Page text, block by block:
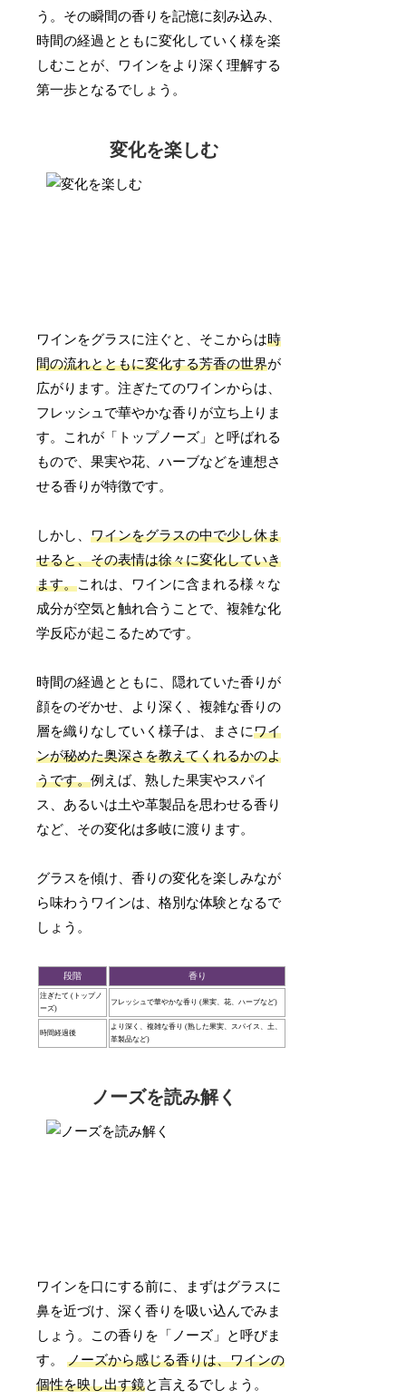
う。その瞬間の香りを記憶に刻み込み、
時間の経過とともに変化していく様を楽
しむことが、ワインをより深く理解する
第一歩となるでしょう。
変化を楽しむ
ワインをグラスに注ぐと、そこからは時
間の流れとともに変化する芳香の世界が
広がります。注ぎたてのワインからは、
フレッシュで華やかな香りが立ち上りま
す。これが「トップノーズ」と呼ばれる
もので、果実や花、ハーブなどを連想さ
せる香りが特徴です。
しかし、ワインをグラスの中で少し休ま
せると、その表情は徐々に変化していき
ます。これは、ワインに含まれる様々な
成分が空気と触れ合うことで、複雑な化
学反応が起こるためです。
時間の経過とともに、隠れていた香りが
顔をのぞかせ、より深く、複雑な香りの
層を織りなしていく様子は、まさにワイ
ンが秘めた奥深さを教えてくれるかのよ
うです。例えば、熟した果実やスパイ
ス、あるいは土や革製品を思わせる香り
など、その変化は多岐に渡ります。
グラスを傾け、香りの変化を楽しみなが
ら味わうワインは、格別な体験となるで
しょう。
段階 香り
注ぎたて (トップノ
ーズ)
フレッシュで華やかな香り (果実、花、ハーブなど)
時間経過後
より深く、複雑な香り (熟した果実、スパイス、土、
革製品など)
ノーズを読み解く
ワインを口にする前に、まずはグラスに
鼻を近づけ、深く香りを吸い込んでみま
しょう。この香りを「ノーズ」と呼びま
す。ノーズから感じる香りは、ワインの
個性を映し出す鏡と言えるでしょう。